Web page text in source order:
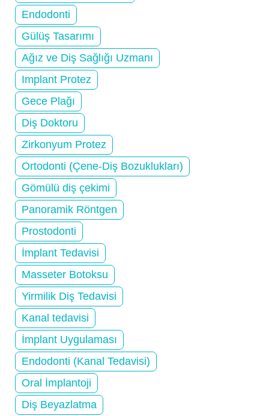
Endodonti
Gülüş Tasarımı
Ağız ve Diş Sağlığı Uzmanı
Implant Protez
Gece Plağı
Diş Doktoru
Zirkonyum Protez
Ortodonti (Çene-Diş Bozuklukları)
Gömülü diş çekimi
Panoramik Röntgen
Prostodonti
İmplant Tedavisi
Masseter Botoksu
Yirmilik Diş Tedavisi
Kanal tedavisi
İmplant Uygulaması
Endodonti (Kanal Tedavisi)
Oral İmplantoji
Diş Beyazlatma